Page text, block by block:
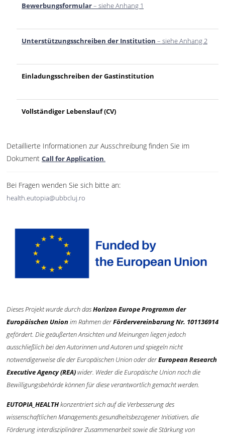
Bewerbungsformular– siehe Anhang 1
Unterstützungsschreiben der Institution – siehe Anhang 2
Einladungsschreiben der Gastinstitution
Vollständiger Lebenslauf (CV)
Detaillierte Informationen zur Ausschreibung finden Sie im
Dokument Call for Application.
Bei Fragen wenden Sie sich bitte an:
health.eutopia@ubbcluj.ro
Dieses Projekt wurde durch dasHorizon Europe Programm der
Europäischen Unionim Rahmen derFördervereinbarung Nr. 101136914
gefördert. Die geäußerten Ansichten und Meinungen liegen jedoch
ausschließlich bei den Autorinnen und Autoren und spiegeln nicht
notwendigerweise die der Europäischen Union oder derEuropean Research
Executive Agency (REA)wider. Weder die Europäische Union noch die
Bewilligungsbehörde können für diese verantwortlich gemacht werden.
EUTOPIA_HEALTHkonzentriert sich auf die Verbesserung des
wissenschaftlichen Managements gesundheitsbezogener Initiativen, die
Förderung interdisziplinärer Zusammenarbeit sowie die Stärkung von